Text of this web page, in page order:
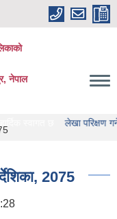
नेपाल
छ लेखा परिक्षण गर्ने संस्था
2075